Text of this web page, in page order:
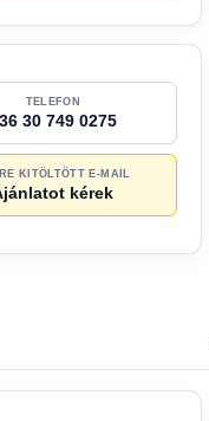
TELEFON
30 749 0275
KITÖLTÖTT E-MAIL
kérek